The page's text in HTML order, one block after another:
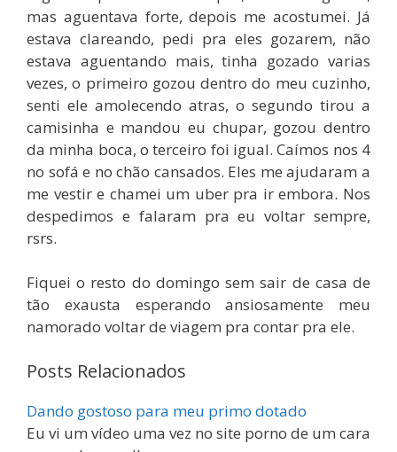
mas aguentava forte, depois me acostumei. Já
estava clareando, pedi pra eles gozarem, não
estava aguentando mais, tinha gozado varias
vezes, o primeiro gozou dentro do meu cuzinho,
senti ele amolecendo atras, o segundo tirou a
camisinha e mandou eu chupar, gozou dentro
da minha boca, o terceiro foi igual. Caímos nos 4
no sofá e no chão cansados. Eles me ajudaram a
me vestir e chamei um uber pra ir embora. Nos
despedimos e falaram pra eu voltar sempre,
rsrs.
Fiquei o resto do domingo sem sair de casa de
tão exausta esperando ansiosamente meu
namorado voltar de viagem pra contar pra ele.
Posts Relacionados
Dando gostoso para meu primo dotado
Eu vi um vídeo uma vez no site porno de um cara